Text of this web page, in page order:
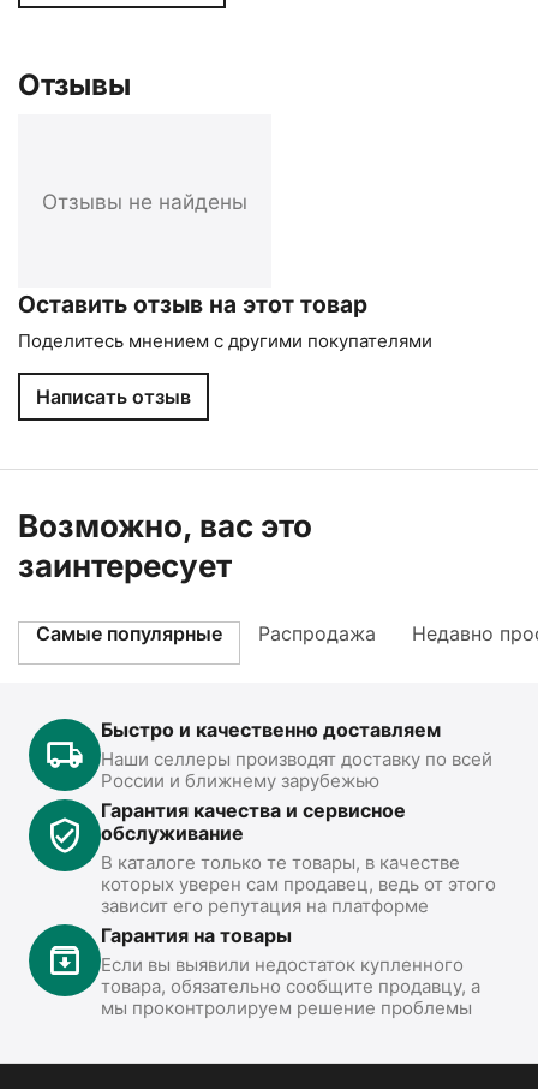
Отзывы
Отзывы не найдены
Оставить отзыв на этот товар
Поделитесь мнением с другими покупателями
Написать отзыв
Возможно, вас это
заинтересует
Самые популярные Распродажа Недавно
Быстро и качественно доставляем
Наши селлеры производят доставку по всей
России и ближнему зарубежью
Гарантия качества и сервисное
обслуживание
В каталоге только те товары, в качестве
которых уверен сам продавец, ведь от этого
зависит его репутация на платформе
Гарантия на товары
Если вы выявили недостаток купленного
товара, обязательно сообщите продавцу, а
мы проконтролируем решение проблемы